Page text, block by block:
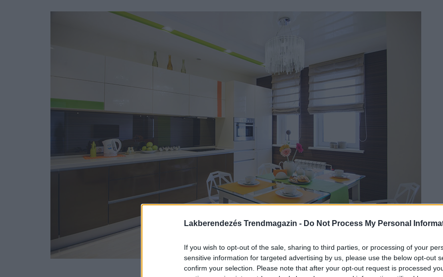
Lakberendezés Trendmagazin - Do Not Process My Personal
If you wish to opt-out of the sale, sharing to third parties, or processing of your
sensitive information for targeted advertising by us, please use the below opt-out
confirm your selection. Please note that after your opt-out request is processed